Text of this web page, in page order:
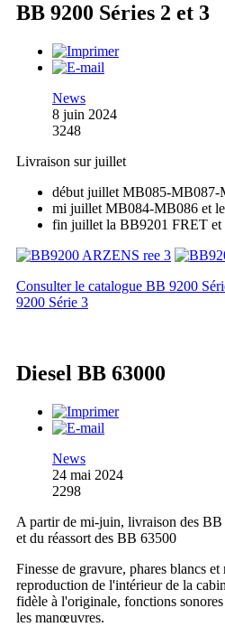
BB 9200 Séries 2 et 3
News
8 juin 2024
3248
Livraison sur juillet
début juillet MB085-
mi juillet MB084-MB086 et
fin juillet la BB9201 FRET
Consulter le catalogue BB 9200
9200 Série 3
Diesel BB 63000
News
24 mai 2024
2298
A partir de mi-juin, livraison des BB
et du réassort des BB 63500
Finesse de gravure, phares blancs
reproduction de l'intérieur de la
fidèle à l'originale, fonctions
les manœuvres.